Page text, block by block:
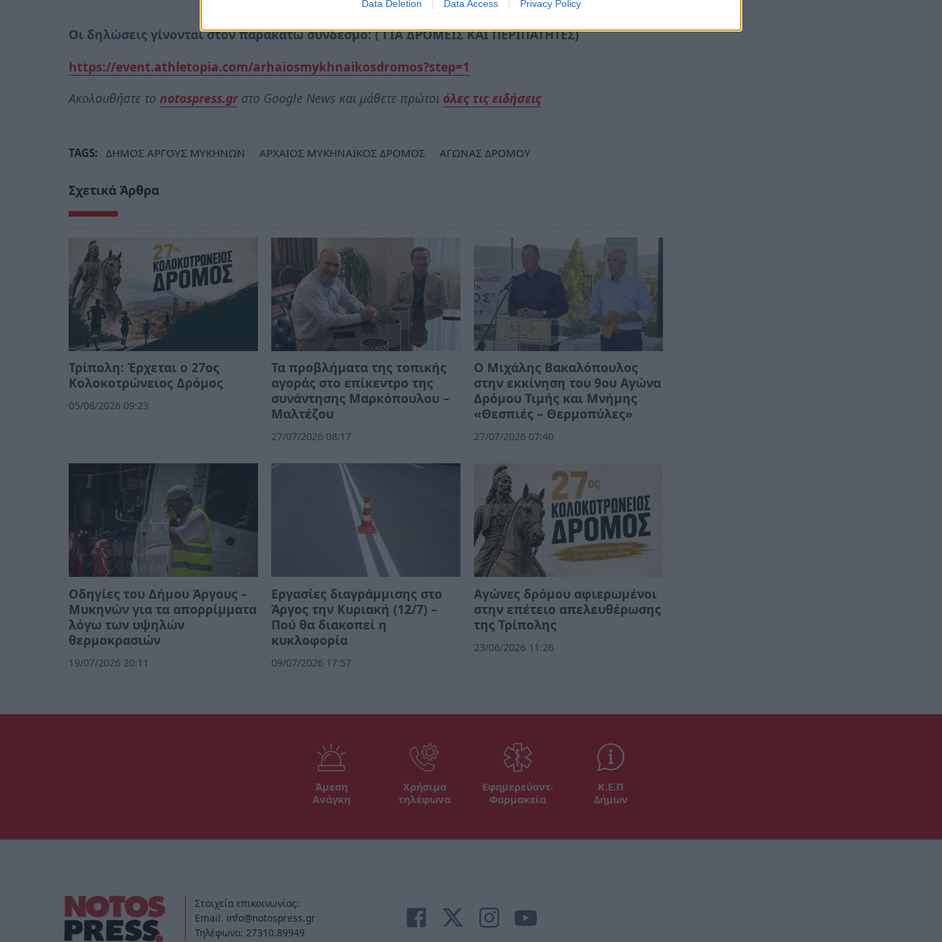
Data Deletion Data Access Privacy Policy
Οι δηλώσεις γίνονται στον παρακάτω σύνδεσμο: ( ΓΙΑ ΔΡΟΜΕΙΣ ΚΑΙ ΠΕΡΙΠΑΤΗΤΕΣ)
https://event.athletopia.com/arhaiosmykhnaikosdromos?step=1
Ακολουθήστε το notospress.grστο Google News και μάθετε πρώτοι όλες τις ειδήσεις
TAGS: ΔΗΜΟΣ ΑΡΓΟΥΣ ΜΥΚΗΝΩΝ ΑΡΧΑΙΟΣ ΜΥΚΗΝΑΪΚΟΣ ΔΡΟΜΟΣ ΑΓΩΝΑΣ ΔΡΟΜΟΥ
Σχετικά Άρθρα
Τρίπολη: Έρχεται ο 27ος
Κολοκοτρώνειος Δρόμος
05/08/2026 09:23
Τα προβλήματα της τοπικής
αγοράς στο επίκεντρο της
συνάντησης Μαρκόπουλου –
Μαλτέζου
27/07/2026 08:17
Ο Μιχάλης Βακαλόπουλος
στην εκκίνηση του 9ου Αγώνα
Δρόμου Τιμής και Μνήμης
«Θεσπιές – Θερμοπύλες»
27/07/2026 07:40
Οδηγίες του Δήμου Άργους –
Μυκηνών για τα απορρίμματα
λόγω των υψηλών
θερμοκρασιών
19/07/2026 20:11
Εργασίες διαγράμμισης στο
Άργος την Κυριακή (12/7) –
Πού θα διακοπεί η
κυκλοφορία
09/07/2026 17:57
Αγώνες δρόμου αφιερωμένοι
στην επέτειο απελευθέρωσης
της Τρίπολης
23/06/2026 11:26
Άμεση
Ανάγκη
Χρήσιμα
τηλέφωνα
Εφημερεύοντα
Φαρμακεία
Κ.Ε.Π
Δήμων
Στοιχεία επικοινωνίας:
Email. info@notospress.gr
Τηλέφωνο: 27310.89949